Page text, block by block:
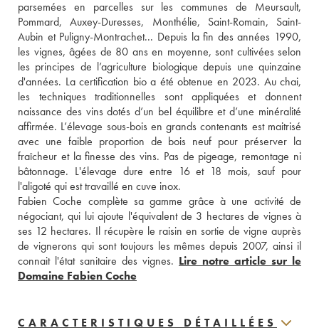
parsemées en parcelles sur les communes de Meursault,
Pommard, Auxey-Duresses, Monthélie, Saint-Romain, Saint-
Aubin et Puligny-Montrachet... Depuis la fin des années 1990,
les vignes, âgées de 80 ans en moyenne, sont cultivées selon
les principes de l’agriculture biologique depuis une quinzaine
d'années. La certification bio a été obtenue en 2023. Au chai,
les techniques traditionnelles sont appliquées et donnent
naissance des vins dotés d’un bel équilibre et d’une minéralité
affirmée. L’élevage sous-bois en grands contenants est maitrisé
avec une faible proportion de bois neuf pour préserver la
fraîcheur et la finesse des vins. Pas de pigeage, remontage ni
bâtonnage. L'élevage dure entre 16 et 18 mois, sauf pour
l'aligoté qui est travaillé en cuve inox.
Fabien Coche complète sa gamme grâce à une activité de
négociant, qui lui ajoute l'équivalent de 3 hectares de vignes à
ses 12 hectares. Il récupère le raisin en sortie de vigne auprès
de vignerons qui sont toujours les mêmes depuis 2007, ainsi il
connait l'état sanitaire des vignes. Lire notre article sur le
Domaine Fabien Coche
CARACTERISTIQUES DÉTAILLÉES